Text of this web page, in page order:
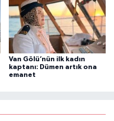
Van Gölü’nün ilk kadın
kaptanı: Dümen artık ona
emanet